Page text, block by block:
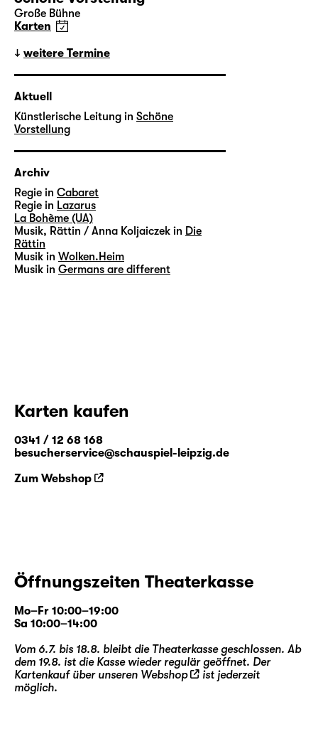
Große Bühne
Karten
weitere Termine
Aktuell
Künstlerische Leitung in Schöne
Vorstellung
Archiv
Regie in Cabaret
Regie in Lazarus
La Bohème (UA)
Musik, Rättin / Anna Koljaiczek in Die
Rättin
Musik in Wolken.Heim
Musik in Germans are different
Karten kaufen
0341 / 12 68 168
besucherservice@schauspiel-leipzig.de
Zum Webshop
Öffnungszeiten Theaterkasse
Mo–Fr 10:00–19:00
Sa 10:00–14:00
Vom 6.7. bis 18.8. bleibt die Theaterkasse geschlossen. Ab
dem 19.8. ist die Kasse wieder regulär geöffnet. Der
Kartenkauf über unseren Webshop
ist jederzeit
möglich.